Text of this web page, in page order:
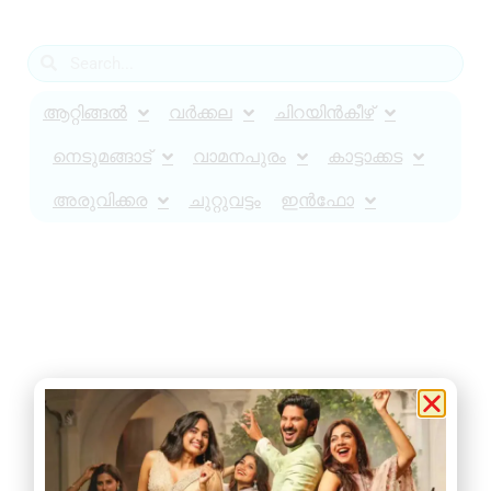
ആറ്റിങ്ങൽ വർക്കല ചിറയിൻകീഴ്
നെടുമങ്ങാട് വാമനപുരം കാട്ടാക്കട
അരുവിക്കര ചുറ്റുവട്ടം ഇൻഫോ